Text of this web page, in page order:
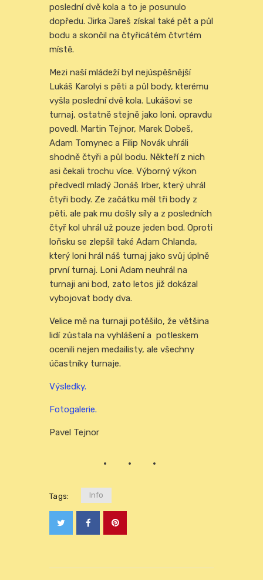
poslední dvě kola a to je posunulo
dopředu. Jirka Jareš získal také pět a půl
bodu a skončil na čtyřicátém čtvrtém
místě.
Mezi naší mládeží byl nejúspěšnější
Lukáš Karolyi s pěti a půl body, kterému
vyšla poslední dvě kola. Lukášovi se
turnaj, ostatně stejně jako loni, opravdu
povedl. Martin Tejnor, Marek Dobeš,
Adam Tomynec a Filip Novák uhráli
shodně čtyři a půl bodu. Někteří z nich
asi čekali trochu více. Výborný výkon
předvedl mladý Jonáš Irber, který uhrál
čtyři body. Ze začátku měl tři body z
pěti, ale pak mu došly síly a z posledních
čtyř kol uhrál už pouze jeden bod. Oproti
loňsku se zlepšil také Adam Chlanda,
který loni hrál náš turnaj jako svůj úplně
první turnaj. Loni Adam neuhrál na
turnaji ani bod, zato letos již dokázal
vybojovat body dva.
Velice mě na turnaji potěšilo, že většina
lidí zůstala na vyhlášení a potleskem
ocenili nejen medailisty, ale všechny
účastníky turnaje.
Výsledky.
Fotogalerie.
Pavel Tejnor
Tags: Info